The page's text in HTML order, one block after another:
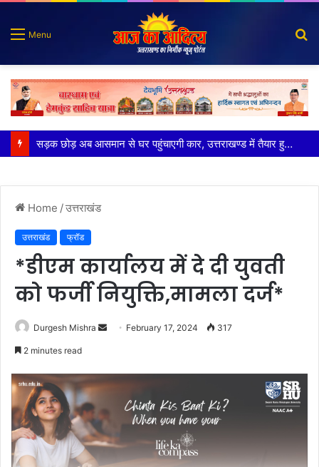
Menu
पुलिस मुठभेड़ में गोली लगने से घायल शातिर बदमाश गिरफ्तार
Home /उत्तराखंड
उत्तराखंड फ्रॉड
*डीएम कार्यालय में दे दी युवती
को फर्जी नियुक्ति,मामला दर्ज*
Durgesh Mishra
Send February 17, 2024 317
2 minutes read